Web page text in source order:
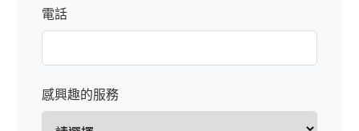
電話
感興趣的服務